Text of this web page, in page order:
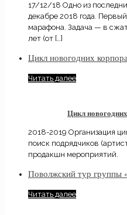
17/12/18 Одно из
декабре 2018 года.
марафона. Задача — в
лет (от […]
Цикл новогодних
Читать далее
Цикл
2018-2019 Организация
поиск подрядчиков
продакшн мероприятий. ⠀
Поволжский тур группы
Читать далее